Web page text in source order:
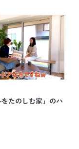
をたのしむ家」のハ